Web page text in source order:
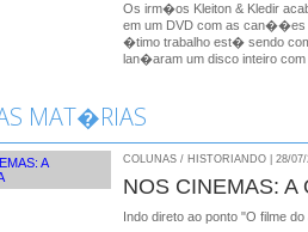
Os irm�os Kleiton & Kledir
em um DVD com as can��es
�timo trabalho est� sendo
lan�aram um disco inteiro
MAT�RIAS
COLUNAS / HISTORIANDO | 28/07/
NOS CINEMAS: A
Indo direto ao ponto "O filme do